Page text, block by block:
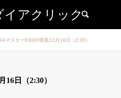
イアクリック
マスター63000実践12月16日（2:30）
16日（2:30）